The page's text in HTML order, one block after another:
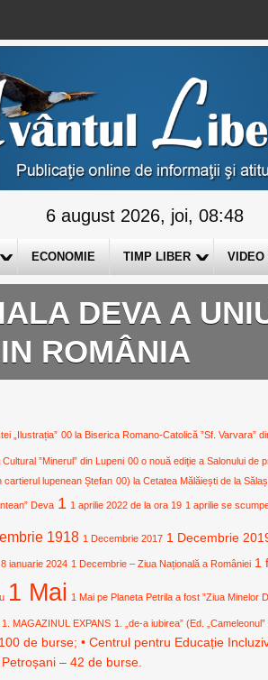
6 august 2026, joi, 08:48
ECONOMIE TIMP LIBER VIDEO
DEVA A
ROMÂNIA
„Ilustrația” 00 la Biserica Romano-Catolică ”Sf. Varvara”
”Minerul” din Lupeni 00 o nouă ediție a Salonului de
cartierul lupenean Ștefan 00) la Cetatea Mălăiești de la
Deva 1 1 aprilie 2022 de la ora 19 1 aprilie se
1918 1 Decembrie 2017 1 Decembrie
ianuarie 2024 1 Decembrie – Ziua Națională a României 1
1 Mai 1 Mai pe Planeta Petrila a fost ”Ziua Minelor
1. MAGAZINUL EXPANS 1. „de-a iubirea” (Ed. „Cameleonul”
de burse; • Centrul pentru Educație
– 42 de burse.